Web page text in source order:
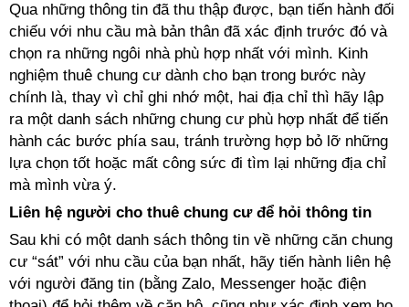
Qua những thông tin đã thu thập được, bạn tiến hành đối
chiếu với nhu cầu mà bản thân đã xác định trước đó và
chọn ra những ngôi nhà phù hợp nhất với mình. Kinh
nghiệm thuê chung cư dành cho bạn trong bước này
chính là, thay vì chỉ ghi nhớ một, hai địa chỉ thì hãy lập
ra một danh sách những chung cư phù hợp nhất để tiến
hành các bước phía sau, tránh trường hợp bỏ lỡ những
lựa chọn tốt hoặc mất công sức đi tìm lại những địa chỉ
mà mình vừa ý.
Liên hệ người cho thuê chung cư để hỏi thông tin
Sau khi có một danh sách thông tin về những căn chung
cư “sát” với nhu cầu của bạn nhất, hãy tiến hành liên hệ
với người đăng tin (bằng Zalo, Messenger hoặc điện